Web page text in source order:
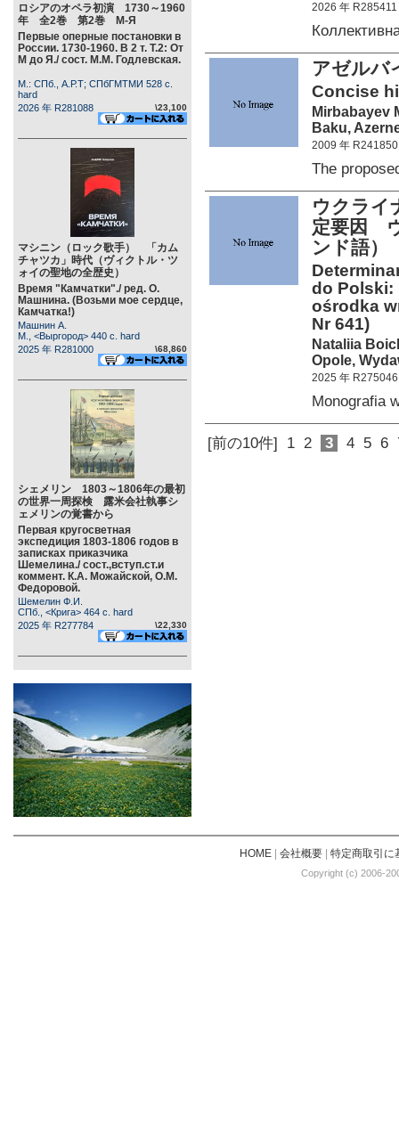
ロシアのオペラ初演 1730～1960
年 全2巻 第2巻 М-Я
Первые оперные постановки в
России. 1730-1960. В 2 т. Т.2: От
М до Я./ сост. М.М. Годлевская.
М.: СПб., А.Р.Т; СПбГМТМИ 528 c.
hard
2026 年 R281088
\23,100
マシニン（ロック歌手） 「カム
チャツカ」時代（ヴィクトル・ツ
ォイの聖地の全歴史）
Время "Камчатки"./ ред. О.
Машнина. (Возьми мое сердце,
Камчатка!)
Машнин А.
М., <Выргород> 440 c. hard
2025 年 R281000
\68,860
シェメリン 1803～1806年の最初
の世界一周探検 露米会社執事シ
ェメリンの覚書から
Первая кругосветная
экспедиция 1803-1806 годов в
записках приказчика
Шемелина./ сост.,вступ.ст.и
коммент. К.А. Можайской, О.М.
Федоровой.
Шемелин Ф.И.
СПб., <Крига> 464 c. hard
2025 年 R277784
\22,330
2026 年 R285411
アゼルバ
Concise
Mirbabayev
Baku,
2009 年 R241850
The
ウクライ
定要因
ンド語）
do Polski:
ośrodka
Nr 641)
Nataliia
Opole,
2025 年 R275046
Monografia
[前の10件] 1 2 3 4 5 6
HOME| 会社概要| 特定商取引に
Copyright (c) 2006-